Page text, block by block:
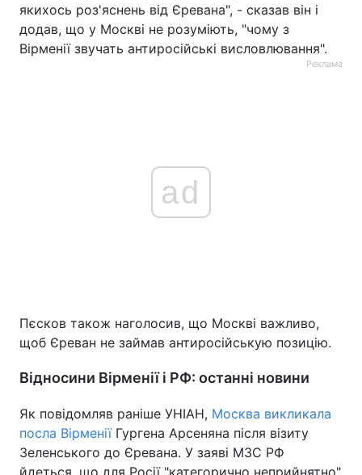
якихось роз'яснень від Єревана", - сказав він і
додав, що у Москві не розуміють, "чому з
Вірменії звучать антиросійські висловлювання".
Реклама
ad
Пєсков також наголосив, що Москві важливо,
щоб Єреван не займав антиросійськую позицію.
Відносини Вірменії і РФ: останні новини
Як повідомляв раніше УНІАН, Москва викликала
посла ВірменіїГургена Арсеняна після візиту
Зеленського до Єревана. У заяві МЗС РФ
йдеться, що для Росії "категорично неприйнятно"